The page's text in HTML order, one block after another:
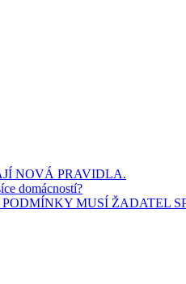
NOVÁ PRAVIDLA.
domácností?
MUSÍ ŽADATEL